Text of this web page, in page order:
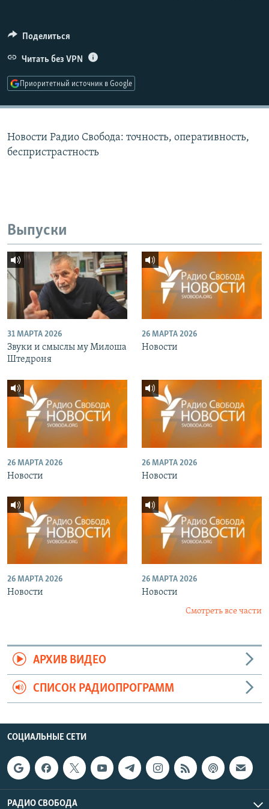
ПОДПИШИТЕСЬ НА РАССЫЛКУ
СОЦИАЛЬНЫЕ СЕТИ
Поделиться
Читать без VPN
Приоритетный источник в Google
Новости Радио Свобода: точность, оперативность,
беспристрастность
Выпуски
31 МАРТА 2026
Звуки и смыслы му Милоша
Штедроня
26 МАРТА 2026
Новости
26 МАРТА 2026
Новости
26 МАРТА 2026
Новости
26 МАРТА 2026
Новости
26 МАРТА 2026
Новости
Смотреть все части
АРХИВ ВИДЕО
СПИСОК РАДИОПРОГРАММ
СОЦИАЛЬНЫЕ СЕТИ
РАДИО СВОБОДА